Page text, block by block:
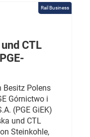
Rail Business
CTL
Besitz Polens
Górnictwo i
(PGE GiEK)
und CTL
Steinkohle,